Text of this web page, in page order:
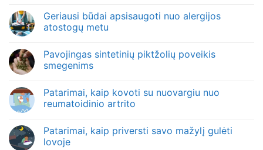
Geriausi būdai apsisaugoti nuo alergijos
atostogų metu
Pavojingas sintetinių piktžolių poveikis
smegenims
Patarimai, kaip kovoti su nuovargiu nuo
reumatoidinio artrito
Patarimai, kaip priversti savo mažylį gulėti
lovoje